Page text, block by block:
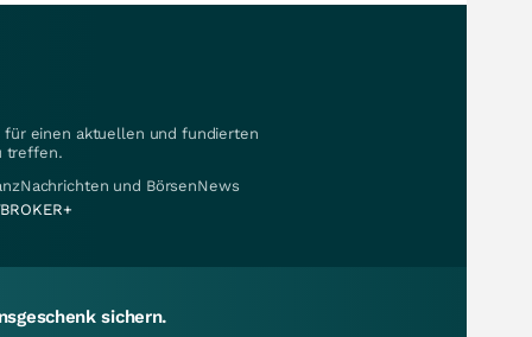
für einen aktuellen und fundierten
treffen.
und BörsenNews
sichern.